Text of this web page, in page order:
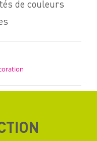
de couleurs